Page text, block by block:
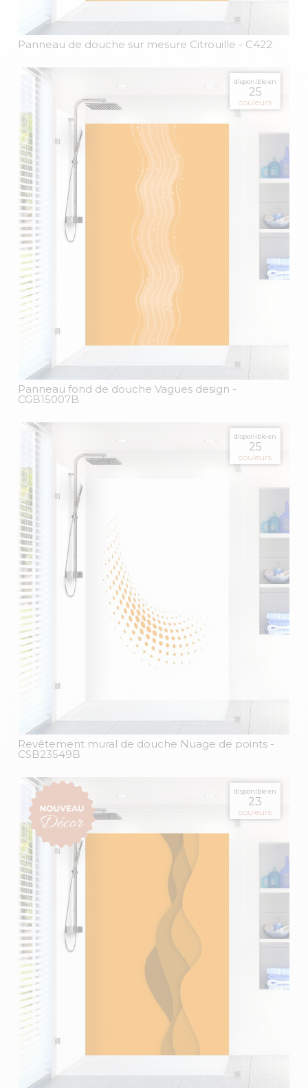
Panneau de douche sur mesure Citrouille - C422
disponible en
25
couleurs
Panneau fond de douche Vagues design -
CGB15007B
disponible en
25
couleurs
Revêtement mural de douche Nuage de points -
CSB23549B
disponible en
23
couleurs